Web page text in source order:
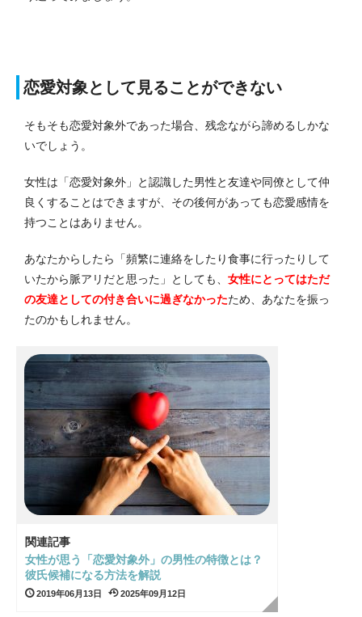
恋愛対象として見ることができない
そもそも恋愛対象外であった場合、残念ながら諦めるしかな
いでしょう。
女性は「恋愛対象外」と認識した男性と友達や同僚として仲
良くすることはできますが、その後何があっても恋愛感情を
持つことはありません。
あなたからしたら「頻繁に連絡をしたり食事に行ったりして
いたから脈アリだと思った」としても、 女性にとってはただ
の友達としての付き合いに過ぎなかったため、あなたを振っ
たのかもしれません。
関連記事
女性が思う「恋愛対象外」の男性の特徴とは？
彼氏候補になる方法を解説
2019年06月13日 2025年09月12日